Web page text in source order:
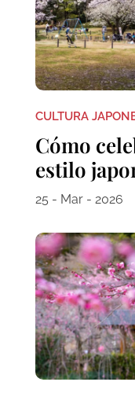
CULTURA
Cómo
estilo
25 - Mar - 2026